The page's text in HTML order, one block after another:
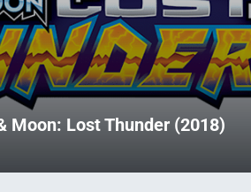
Moon: Lost Thunder (2018)